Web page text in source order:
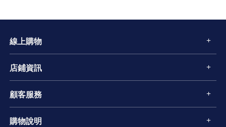
線上購物
店鋪資訊
顧客服務
購物說明